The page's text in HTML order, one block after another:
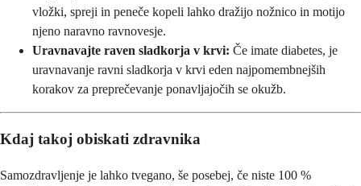
vložki, spreji in peneče kopeli lahko dražijo nožnico in motijo
njeno naravno ravnovesje.
Uravnavajte raven sladkorja v krvi: Če imate diabetes, je
uravnavanje ravni sladkorja v krvi eden najpomembnejših
korakov za preprečevanje ponavljajočih se okužb.
Kdaj takoj obiskati zdravnika
Samozdravljenje je lahko tvegano, še posebej, če niste 100 %